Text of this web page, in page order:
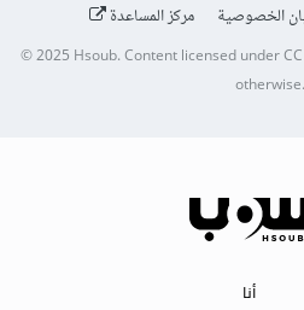
الخصوصية مركز المساعدة
© 2025Hsoub.Content licensed under
otherwise.